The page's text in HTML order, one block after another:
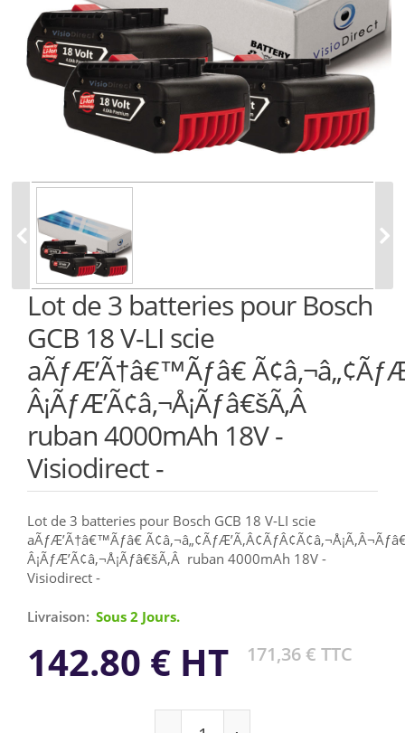
Lot de 3 batteries pour Bosch
GCB 18 V-LI scie
aÃƒÆ’Ã†â€™Ãƒâ€
Â¡ÃƒÆ’Ã¢â‚¬Å¡Ãƒâ€šÃ‚Â
ruban 4000mAh 18V -
Visiodirect -
Lot de 3 batteries pour Bosch GCB 18 V-LI scie
aÃƒÆ’Ã†â€™Ãƒâ€
Â¡ÃƒÆ’Ã¢â‚¬Å¡Ãƒâ€šÃ‚Â ruban 4000mAh 18V -
Visiodirect -
Livraison: Sous 2 Jours.
142.80 € HT 171,36 € TTC